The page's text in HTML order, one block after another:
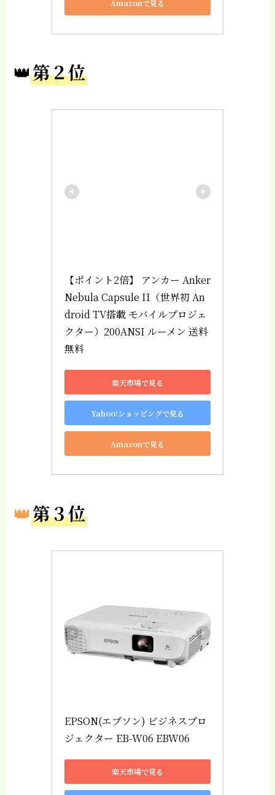
Amazonで見る
👑第２位
【ポイント2倍】 アンカー Anker
Nebula Capsule II（世界初 An
droid TV搭載 モバイルプロジェ
クター）200ANSI ルーメン 送料
無料
楽天市場で見る
Yahoo!ショッピングで見る
Amazonで見る
👑第３位
EPSON(エプソン) ビジネスプロ
ジェクター EB-W06 EBW06
楽天市場で見る